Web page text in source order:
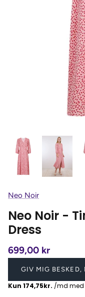
Neo Noir
Neo Noir -
Dress
699,00 kr
GIV MIG BESKED,